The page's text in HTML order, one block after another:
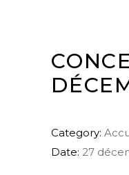
Category:
Date: 27